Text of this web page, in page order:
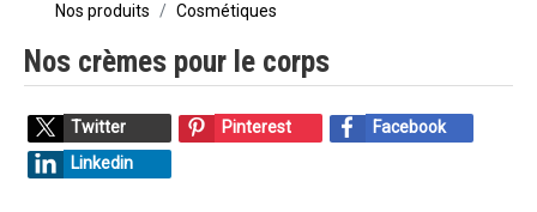
Nos produits Cosmétiques
Nos crèmes pour le corps
Twitter Pinterest
Facebook
Linkedin